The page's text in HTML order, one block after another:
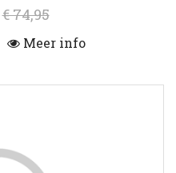
€ 74,95
Meer info